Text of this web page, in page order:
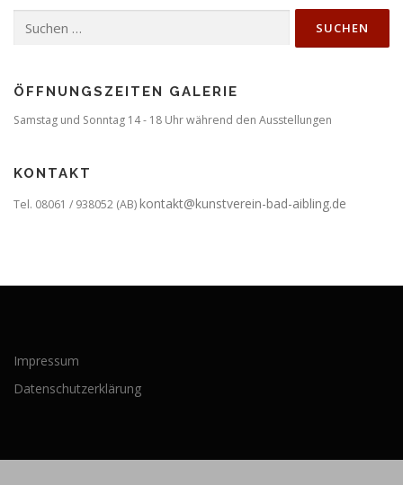
nach:
ÖFFNUNGSZEITEN GALERIE
Samstag und Sonntag 14 - 18 Uhr während den Ausstellungen
KONTAKT
Tel. 08061 / 938052 (AB)kontakt@kunstverein-bad-aibling.de
Impressum
Datenschutzerklärung